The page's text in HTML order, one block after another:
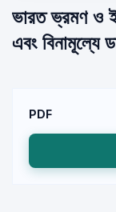
ভারত ভ্রমণ ও
এবং বিনামূল্যে
PDF